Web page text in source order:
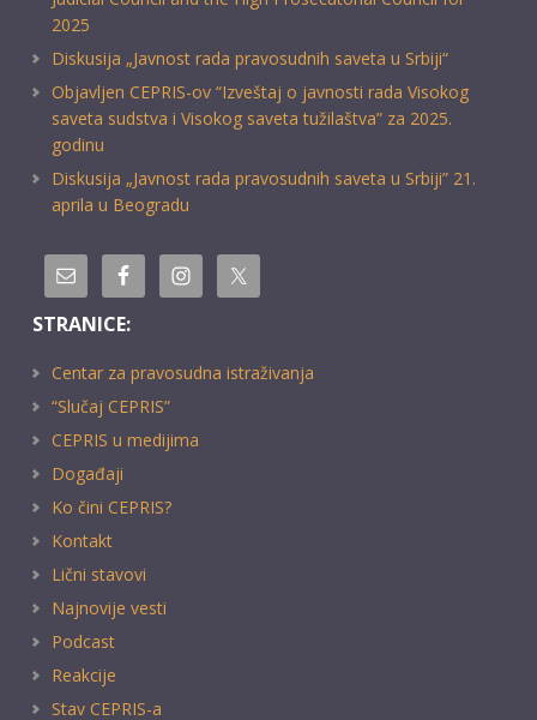
2025
Diskusija „Javnost rada pravosudnih saveta u Srbiji“
Objavljen CEPRIS-ov “Izveštaj o javnosti rada Visokog
saveta sudstva i Visokog saveta tužilaštva” za 2025.
godinu
Diskusija „Javnost rada pravosudnih saveta u Srbiji” 21.
aprila u Beogradu
STRANICE:
Centar za pravosudna istraživanja
“Slučaj CEPRIS”
CEPRIS u medijima
Događaji
Ko čini CEPRIS?
Kontakt
Lični stavovi
Najnovije vesti
Podcast
Reakcije
Stav CEPRIS-a